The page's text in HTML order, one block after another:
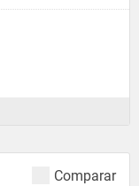
Comparar